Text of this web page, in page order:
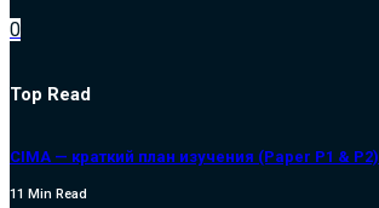
0
Top Read
CIMA — краткий план изучения (Paper P1 & P2)
11 Min Read